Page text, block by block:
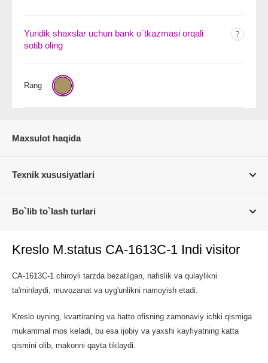
Yuridik shaxslar uchun bank o`tkazmasi orqali
sotib oling
Rang
Maxsulot haqida
Texnik xususiyatlari
Bo`lib to`lash turlari
Kreslo M.status CA-1613C-1 Indi visitor
CA-1613C-1 chiroyli tarzda bezatilgan, nafislik va qulaylikni
ta'minlaydi, muvozanat va uyg'unlikni namoyish etadi.
Kreslo uyning, kvartiraning va hatto ofisning zamonaviy ichki qismiga
mukammal mos keladi, bu esa ijobiy va yaxshi kayfiyatning katta
qismini olib, makonni qayta tiklaydi.